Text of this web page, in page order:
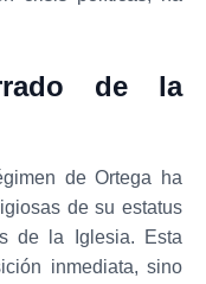
de la
de Ortega ha
de su estatus
de la Iglesia. Esta
inmediata, sino